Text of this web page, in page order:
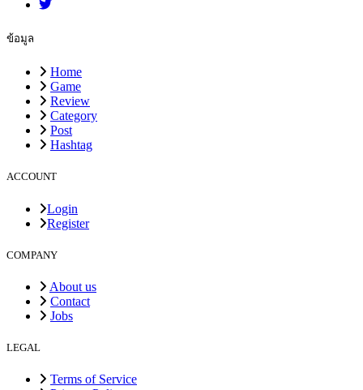
ข้อมูล
Home
Game
Review
Category
Post
Hashtag
ACCOUNT
Login
Register
COMPANY
About us
Contact
Jobs
LEGAL
Terms of Service